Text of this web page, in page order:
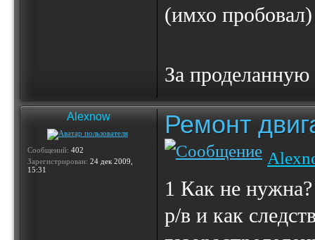
(имхо пробовал)
За
Alexnow
Сообщений: 402
Зарегистрирован: 24 дек 2009,
15:31
Ремонт
1 Как не
р/в и как